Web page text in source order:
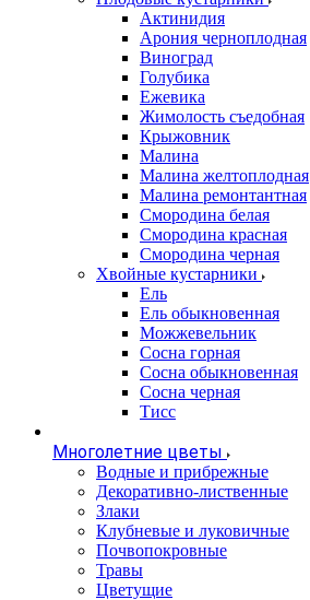
Актинидия
Арония черноплодная
Виноград
Голубика
Ежевика
Жимолость съедобная
Крыжовник
Малина
Малина желтоплодная
Малина ремонтантная
Смородина белая
Смородина красная
Смородина черная
Хвойные кустарники
Ель
Ель обыкновенная
Можжевельник
Сосна горная
Сосна обыкновенная
Сосна черная
Тисс
Многолетние цветы
Водные и прибрежные
Декоративно-лиственные
Злаки
Клубневые и луковичные
Почвопокровные
Травы
Цветущие